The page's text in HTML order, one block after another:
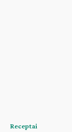
Receptai